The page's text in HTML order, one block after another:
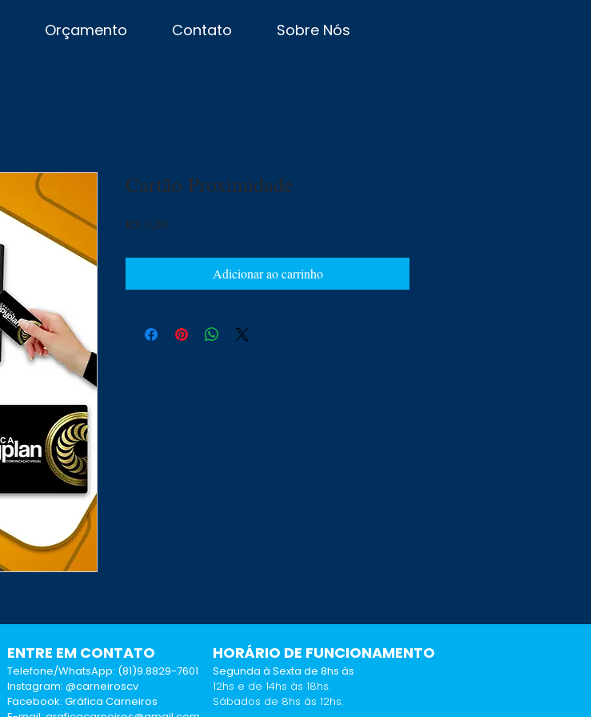
Orçamento Contato Sobre Nós
Cartão Proximidade
R$ 0,00Preço
Adicionar ao carrinho
ENTRE EM CONTATO
Telefone/WhatsApp: (81)9.8829-7601
Instagram: @carneiroscv
Facebook: Gráfica Carneiros
HORÁRIO DE FUNCIONAMENTO
Segunda à Sexta de 8hs às
12hs e de 14hs às 18hs.
Sábados de 8hs às 12hs.